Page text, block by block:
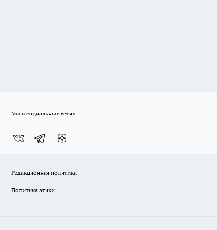
Мы в социальных сетях
Редакционная политика
Политика этики